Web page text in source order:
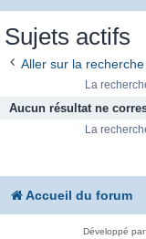
Sujets actifs
Aller sur la
La
Aucun résultat ne
La
Accueil du forum
Développé par